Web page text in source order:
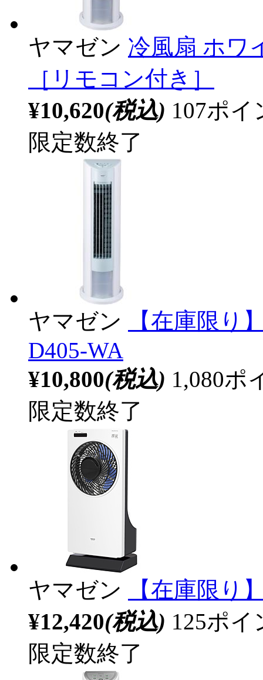
ヤマゼン 冷風扇 ホワ
［リモコン付き］
¥10,620(税込) 107ポ
限定数終了
ヤマゼン
【在庫限り
D405-WA
¥10,800(税込) 1,080ポ
限定数終了
ヤマゼン
【在庫限り
¥12,420(税込) 125ポ
限定数終了